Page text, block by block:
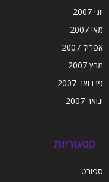
יוני 2007
מאי 2007
אפריל 2007
מרץ 2007
פברואר 2007
ינואר 2007
קטגוריות
ספורט